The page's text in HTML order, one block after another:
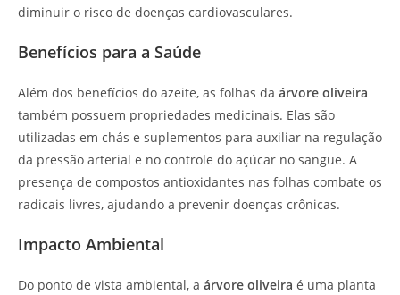
diminuir o risco de doenças cardiovasculares.
Benefícios para a Saúde
Além dos benefícios do azeite, as folhas da árvore oliveira
também possuem propriedades medicinais. Elas são
utilizadas em chás e suplementos para auxiliar na regulação
da pressão arterial e no controle do açúcar no sangue. A
presença de compostos antioxidantes nas folhas combate os
radicais livres, ajudando a prevenir doenças crônicas.
Impacto Ambiental
Do ponto de vista ambiental, a árvore oliveira é uma planta